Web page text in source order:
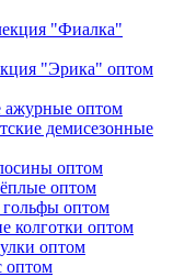
"Фиалка"
"Эрика" оптом
ажурные оптом
демисезонные
оптом
оптом
оптом
колготки оптом
оптом
оптом